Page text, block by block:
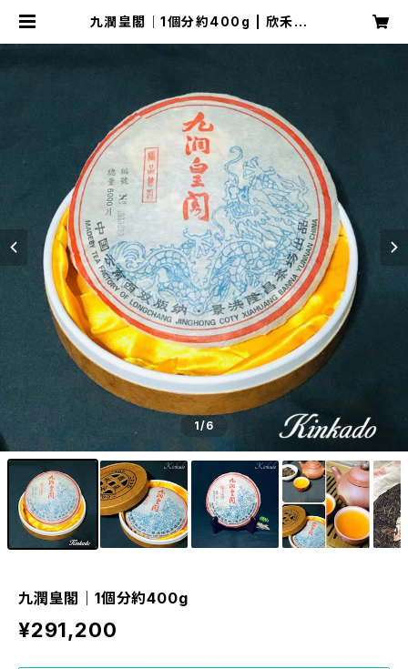
九潤皇閣｜1個分約400g | 欣禾堂S
1/6
九潤皇閣｜1個分約400g
¥291,200